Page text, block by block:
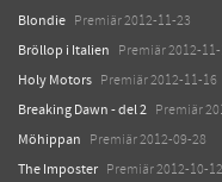
Blondie Premiär 2012-11-23
Bröllop i Italien Premiär 2012-11-
Holy Motors Premiär 2012-11-16
Breaking Dawn - del 2 Premiär
Möhippan Premiär 2012-09-28
The Imposter Premiär 2012-10-12